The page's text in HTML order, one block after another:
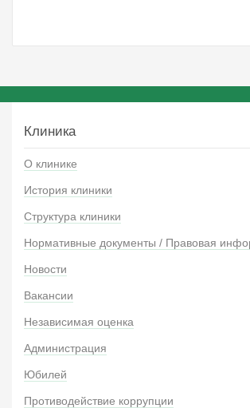
Клиника
О клинике
История клиники
Структура клиники
Нормативные документы / Правовая
Новости
Вакансии
Независимая оценка
Администрация
Юбилей
Противодействие коррупции